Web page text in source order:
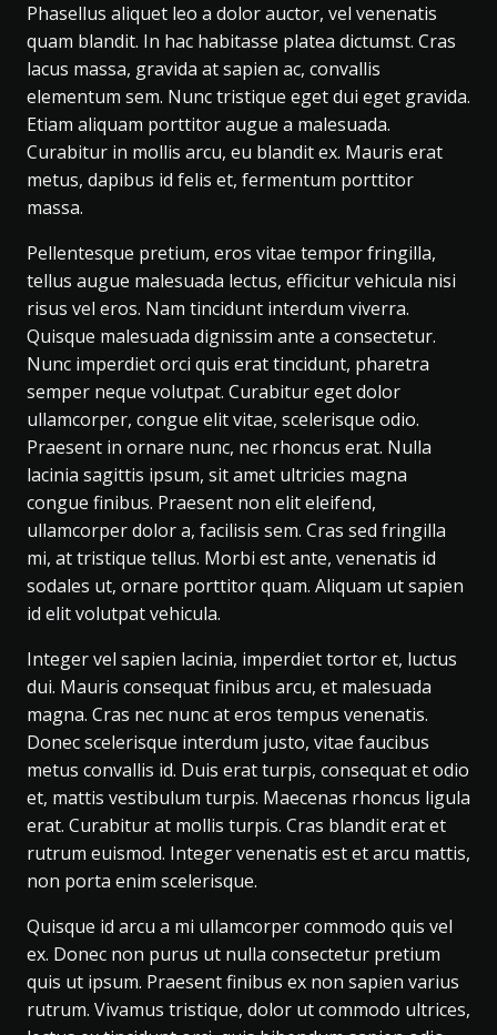
Phasellus aliquet leo a dolor auctor, vel venenatis
quam blandit. In hac habitasse platea dictumst. Cras
lacus massa, gravida at sapien ac, convallis
elementum sem. Nunc tristique eget dui eget gravida.
Etiam aliquam porttitor augue a malesuada.
Curabitur in mollis arcu, eu blandit ex. Mauris erat
metus, dapibus id felis et, fermentum porttitor
massa.
Pellentesque pretium, eros vitae tempor fringilla,
tellus augue malesuada lectus, efficitur vehicula nisi
risus vel eros. Nam tincidunt interdum viverra.
Quisque malesuada dignissim ante a consectetur.
Nunc imperdiet orci quis erat tincidunt, pharetra
semper neque volutpat. Curabitur eget dolor
ullamcorper, congue elit vitae, scelerisque odio.
Praesent in ornare nunc, nec rhoncus erat. Nulla
lacinia sagittis ipsum, sit amet ultricies magna
congue finibus. Praesent non elit eleifend,
ullamcorper dolor a, facilisis sem. Cras sed fringilla
mi, at tristique tellus. Morbi est ante, venenatis id
sodales ut, ornare porttitor quam. Aliquam ut sapien
id elit volutpat vehicula.
Integer vel sapien lacinia, imperdiet tortor et, luctus
dui. Mauris consequat finibus arcu, et malesuada
magna. Cras nec nunc at eros tempus venenatis.
Donec scelerisque interdum justo, vitae faucibus
metus convallis id. Duis erat turpis, consequat et odio
et, mattis vestibulum turpis. Maecenas rhoncus ligula
erat. Curabitur at mollis turpis. Cras blandit erat et
rutrum euismod. Integer venenatis est et arcu mattis,
non porta enim scelerisque.
Quisque id arcu a mi ullamcorper commodo quis vel
ex. Donec non purus ut nulla consectetur pretium
quis ut ipsum. Praesent finibus ex non sapien varius
rutrum. Vivamus tristique, dolor ut commodo ultrices,